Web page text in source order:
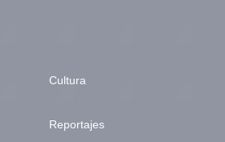
Cultura
Reportajes